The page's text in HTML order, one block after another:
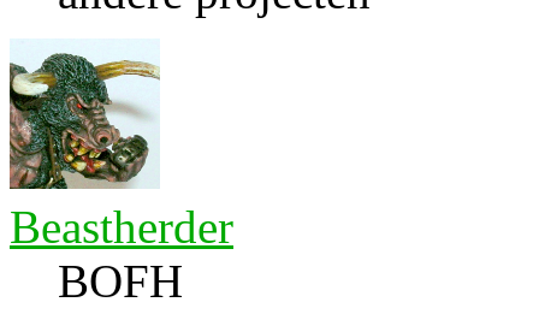
Beastherder
BOFH